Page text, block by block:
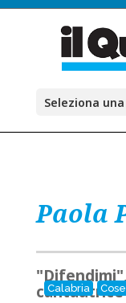
Seleziona
Paola
Calabria
cantautrice